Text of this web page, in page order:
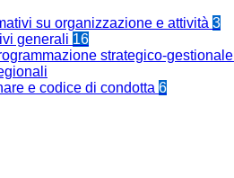
su organizzazione e attività 3
generali 16
strategico-gestionale
e codice di condotta 6